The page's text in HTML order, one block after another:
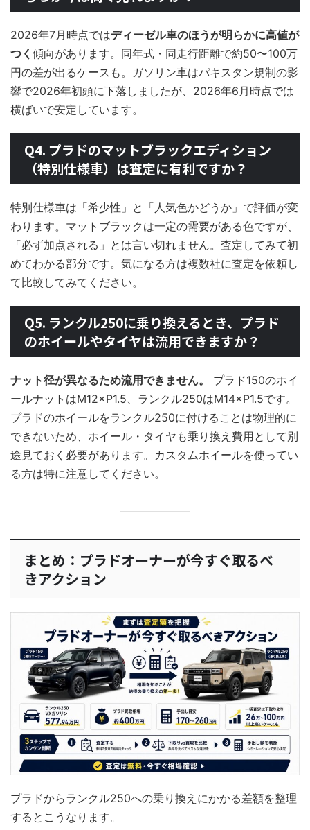
2026年7月時点ではディーゼル車のほうが明らかに高値が
つく 傾向があります。同年式・同走行距離で約50〜100万
円の差が出るケースも。ガソリン車はパキスタン規制の影
響で2026年初頭に下落しましたが、2026年6月時点では
横ばいで安定しています。
Q4. プラドのマットブラックエディション
（特別仕様車）は査定に有利ですか？
特別仕様車は「希少性」と「人気色かどうか」で評価が変
わります。マットブラックは一定の需要がある色ですが、
「必ず加点される」とは言い切れません。査定してみて初
めてわかる部分です。気になる方は複数社に査定を依頼し
て比較してみてください。
Q5. ランクル250に乗り換えるとき、プラド
のホイールやタイヤは流用できますか？
ナット径が異なるため流用できません。
プラド150のホイ
ールナットはM12×P1.5、ランクル250はM14×P1.5です。
プラドのホイールをランクル250に付けることは物理的に
できないため、ホイール・タイヤも乗り換え費用として別
途見ておく必要があります。カスタムホイールを使ってい
る方は特に注意してください。
まとめ：プラドオーナーが今すぐ取るべ
きアクション
プラドからランクル250への乗り換えにかかる差額を整理
するとこうなります。